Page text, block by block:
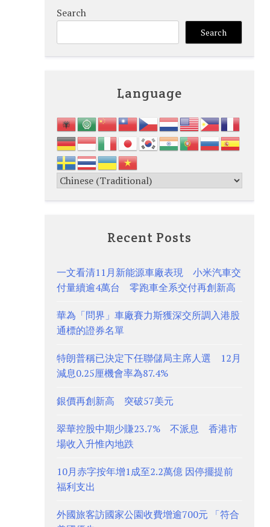
Search
Search
Language
Recent Posts
一文看清11月新能源車廠表現 小米汽車交
付量續逾4萬台 零跑車全系交付再創新高
華為「問界」車廠賽力斯獲深交所調入港股
通標的證券名單
特朗普稱已決定下任聯儲局主席人選 12月
減息0.25厘機會率為87.4%
銀價再創新高 突破57美元
翠華控股中期少賺23.7% 不派息 香港市
場收入升惟內地跌
10月赤字按年增1成至2.2萬億 因停擺提前
福利支出
外國旅客訪國家公園收費增逾700元 「符合